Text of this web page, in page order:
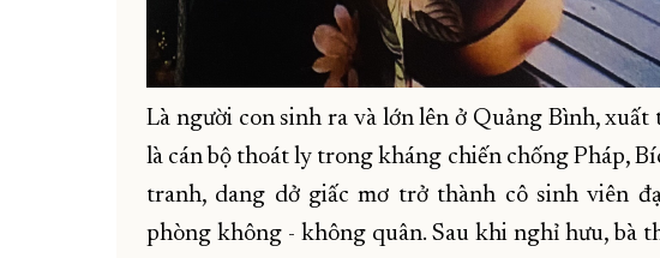
Là người con sinh ra và lớn lên ở Quảng Bình,
là cán bộ thoát ly trong kháng chiến chống Pháp,
tranh, dang dở giấc mơ trở thành cô sinh viên
phòng không - không quân. Sau khi nghỉ hưu, bà